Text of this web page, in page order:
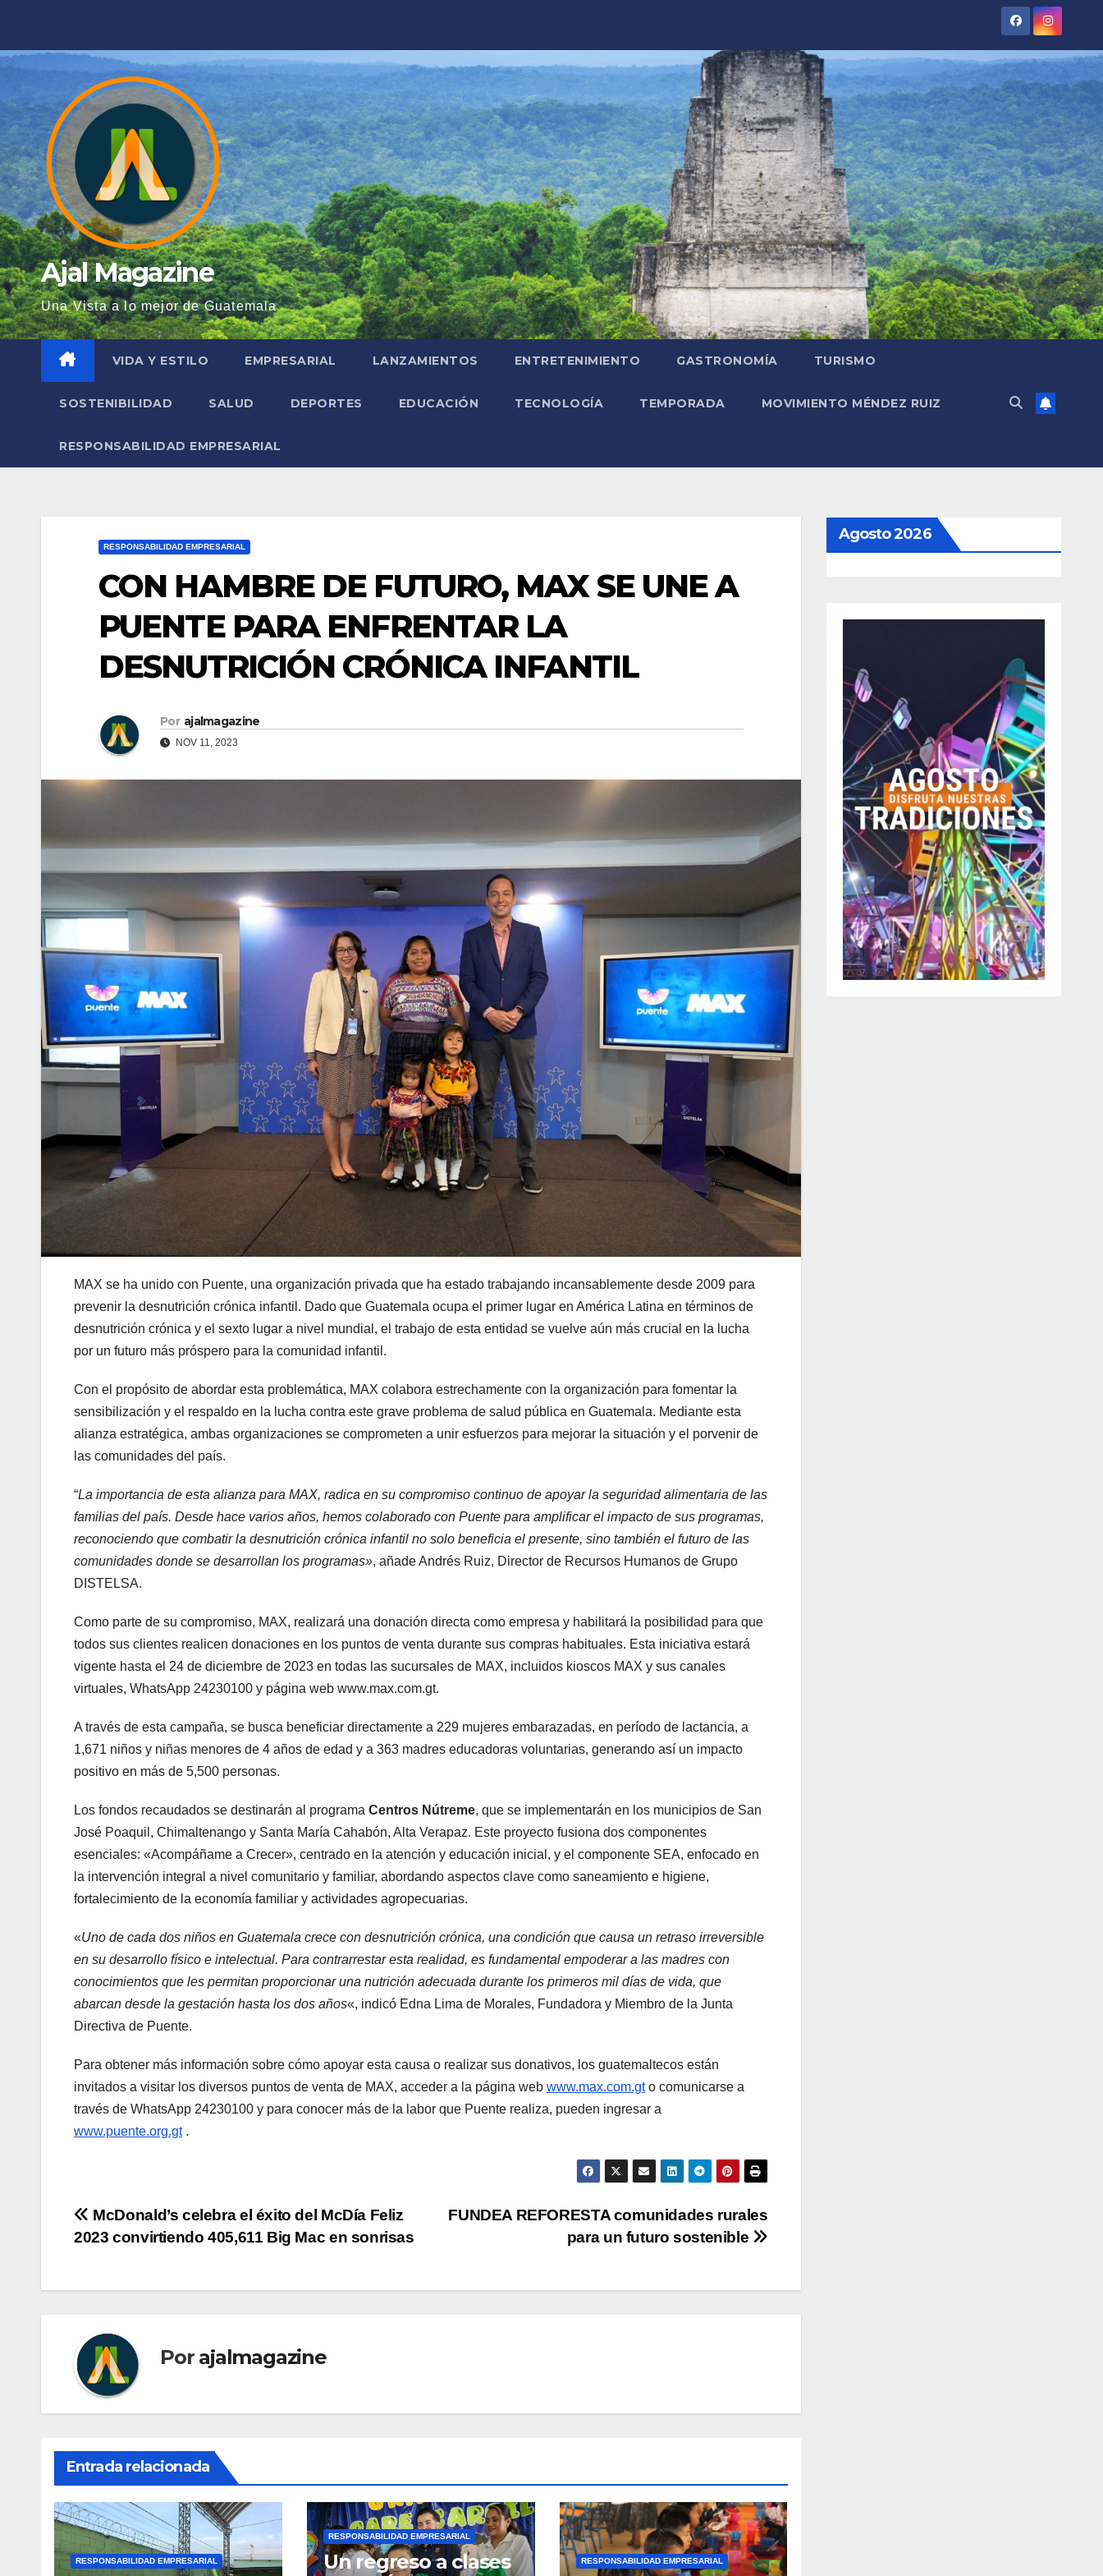
contenido
Ajal Magazine
Una Vista a lo mejor de Guatemala
VIDA Y ESTILO EMPRESARIAL LANZAMIENTOS ENTRETENIMIENTO GASTRONOMÍA TURISMO
SOSTENIBILIDAD SALUD DEPORTES EDUCACIÓN TECNOLOGÍA TEMPORADA MOVIMIENTO MÉNDEZ RUIZ
RESPONSABILIDAD EMPRESARIAL
RESPONSABILIDAD EMPRESARIAL
CON HAMBRE DE FUTURO, MAX SE UNE A
PUENTE PARA ENFRENTAR LA
DESNUTRICIÓN CRÓNICA INFANTIL
Por ajalmagazine
NOV 11, 2023
MAX se ha unido con Puente, una organización privada que ha estado trabajando incansablemente desde 2009 para
prevenir la desnutrición crónica infantil. Dado que Guatemala ocupa el primer lugar en América Latina en términos de
desnutrición crónica y el sexto lugar a nivel mundial, el trabajo de esta entidad se vuelve aún más crucial en la lucha
por un futuro más próspero para la comunidad infantil.
Con el propósito de abordar esta problemática, MAX colabora estrechamente con la organización para fomentar la
sensibilización y el respaldo en la lucha contra este grave problema de salud pública en Guatemala. Mediante esta
alianza estratégica, ambas organizaciones se comprometen a unir esfuerzos para mejorar la situación y el porvenir de
las comunidades del país.
“La importancia de esta alianza para MAX, radica en su compromiso continuo de apoyar la seguridad alimentaria de las
familias del país. Desde hace varios años, hemos colaborado con Puente para amplificar el impacto de sus programas,
reconociendo que combatir la desnutrición crónica infantil no solo beneficia el presente, sino también el futuro de las
comunidades donde se desarrollan los programas», añade Andrés Ruiz, Director de Recursos Humanos de Grupo
DISTELSA.
Como parte de su compromiso, MAX, realizará una donación directa como empresa y habilitará la posibilidad para que
todos sus clientes realicen donaciones en los puntos de venta durante sus compras habituales. Esta iniciativa estará
vigente hasta el 24 de diciembre de 2023 en todas las sucursales de MAX, incluidos kioscos MAX y sus canales
virtuales, WhatsApp 24230100 y página web www.max.com.gt.
A través de esta campaña, se busca beneficiar directamente a 229 mujeres embarazadas, en período de lactancia, a
1,671 niños y niñas menores de 4 años de edad y a 363 madres educadoras voluntarias, generando así un impacto
positivo en más de 5,500 personas.
Los fondos recaudados se destinarán al programa Centros Nútreme, que se implementarán en los municipios de San
José Poaquil, Chimaltenango y Santa María Cahabón, Alta Verapaz. Este proyecto fusiona dos componentes
esenciales: «Acompáñame a Crecer», centrado en la atención y educación inicial, y el componente SEA, enfocado en
la intervención integral a nivel comunitario y familiar, abordando aspectos clave como saneamiento e higiene,
fortalecimiento de la economía familiar y actividades agropecuarias.
«Uno de cada dos niños en Guatemala crece con desnutrición crónica, una condición que causa un retraso irreversible
en su desarrollo físico e intelectual. Para contrarrestar esta realidad, es fundamental empoderar a las madres con
conocimientos que les permitan proporcionar una nutrición adecuada durante los primeros mil días de vida, que
abarcan desde la gestación hasta los dos años«, indicó Edna Lima de Morales, Fundadora y Miembro de la Junta
Directiva de Puente.
Para obtener más información sobre cómo apoyar esta causa o realizar sus donativos, los guatemaltecos están
invitados a visitar los diversos puntos de venta de MAX, acceder a la página web www.max.com.gto comunicarse a
través de WhatsApp 24230100 y para conocer más de la labor que Puente realiza, pueden ingresar a
www.puente.org.gt.
Navegación
entradas
FUNDEA REFORESTA comunidades rurales
para un futuro sostenible
McDonald’s celebra el éxito del McDía Feliz
2023 convirtiendo 405,611 Big Mac en sonrisas
Por ajalmagazine
Entrada relacionada
RESPONSABILIDAD EMPRESARIAL
RESPONSABILIDAD EMPRESARIAL
Un regreso a clases
RESPONSABILIDAD EMPRESARIAL
Agosto 2026